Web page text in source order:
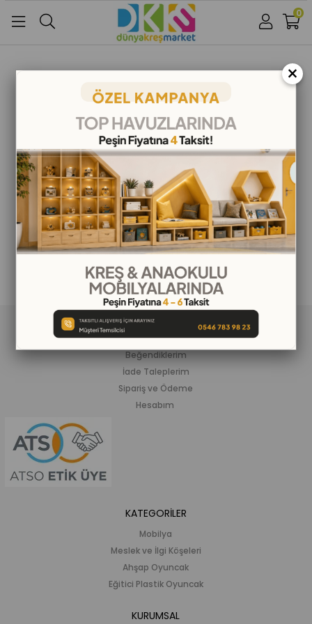
Google İle Bağlan
0
ALIŞVERİŞ BİLGİLERİ
Siparişlerim
Beğendiklerim
İade Taleplerim
Sipariş ve Ödeme
Hesabım
KATEGORİLER
Mobilya
Meslek ve İlgi Köşeleri
Ahşap Oyuncak
Eğitici Plastik Oyuncak
KURUMSAL
×